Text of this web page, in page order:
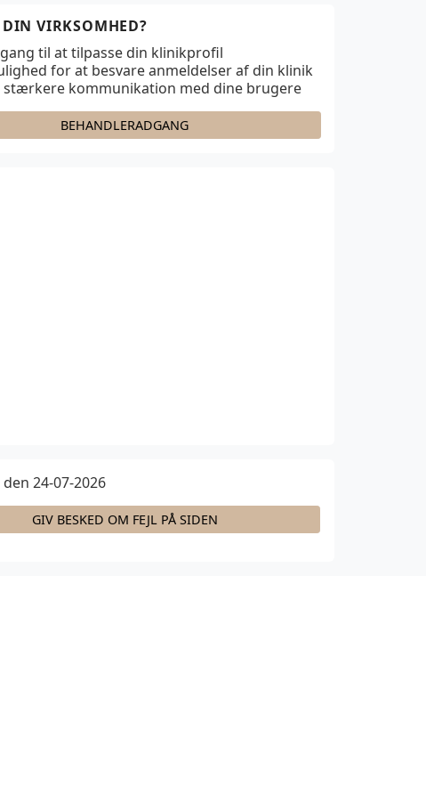
DIN VIRKSOMHED?
til at tilpasse din klinikprofil
for at besvare anmeldelser af din klinik
stærkere kommunikation med dine brugere
BEHANDLERADGANG
24-07-2026
GIV BESKED OM FEJL PÅ SIDEN